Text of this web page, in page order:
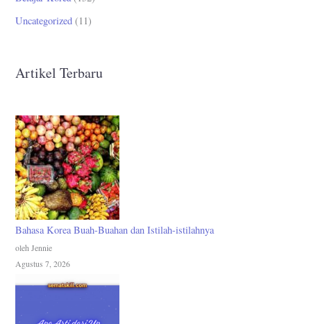
Uncategorized (11)
Artikel Terbaru
Bahasa Korea Buah-Buahan dan Istilah-istilahnya
oleh Jennie
Agustus 7, 2026